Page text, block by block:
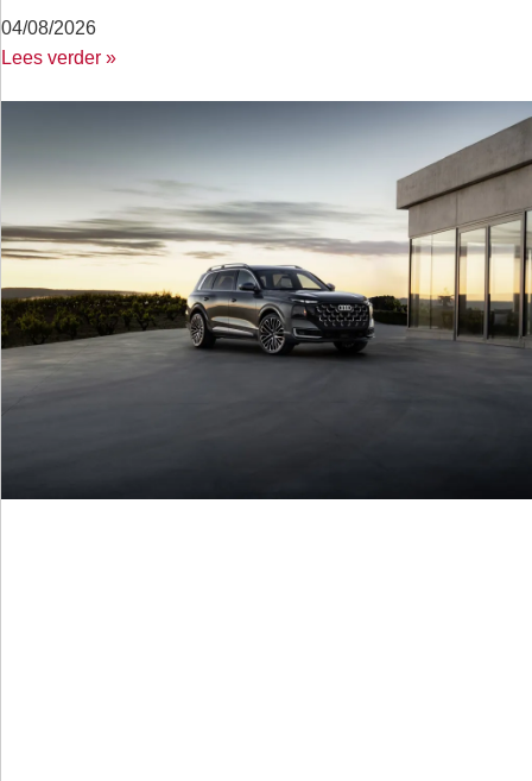
04/08/2026
Lees verder »